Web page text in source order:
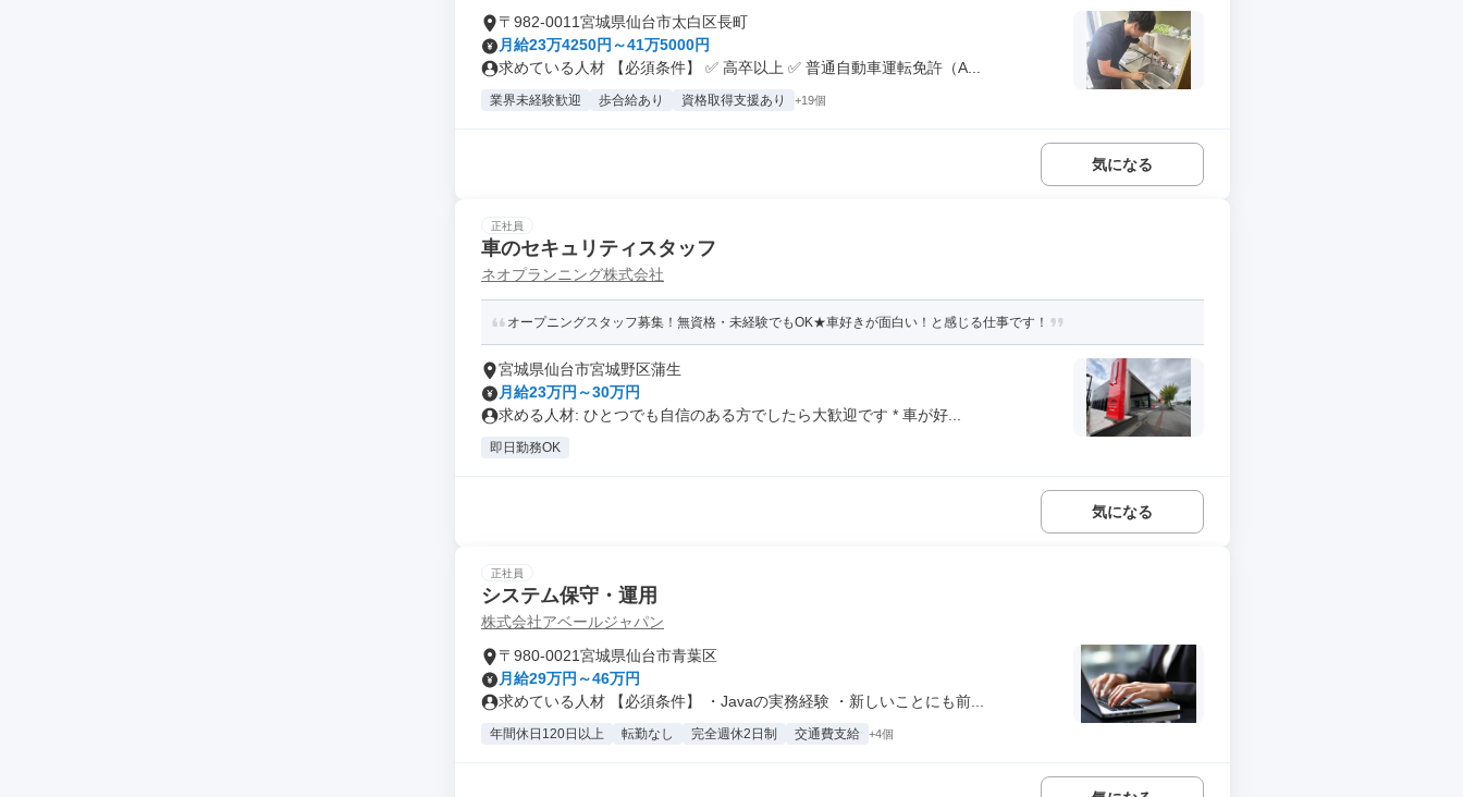
〒982-0011宮城県仙台市太白区長町
月給23万4250円～41万5000円
求めている人材 【必須条件】 ✅ 高卒以上 ✅ 普通自動車運転免許（A...
業界未経験歓迎 歩合給あり 資格取得支援あり +19個
気になる
正社員
車のセキュリティスタッフ
ネオプランニング株式会社
オープニングスタッフ募集！無資格・未経験でもOK★車好きが面白い！と感じる仕事です！
宮城県仙台市宮城野区蒲生
月給23万円～30万円
求める人材: ひとつでも自信のある方でしたら大歓迎です * 車が好...
即日勤務OK
気になる
正社員
システム保守・運用
株式会社アベールジャパン
〒980-0021宮城県仙台市青葉区
月給29万円～46万円
求めている人材 【必須条件】 ・Javaの実務経験 ・新しいことにも前...
年間休日120日以上 転勤なし 完全週休2日制 交通費支給 +4個